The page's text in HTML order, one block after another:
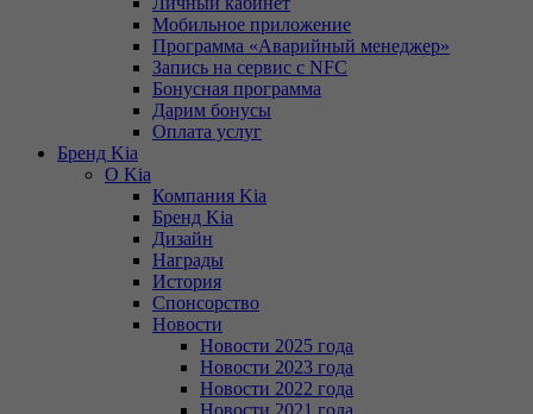
Мобильное приложение
Программа «Аварийный менеджер»
Запись на сервис с NFC
Бонусная программа
Дарим бонусы
Оплата услуг
Бренд Kia
О Kia
Компания Kia
Бренд Kia
Дизайн
Награды
История
Спонсорство
Новости
Новости 2025 года
Новости 2023 года
Новости 2022 года
Новости 2021 года